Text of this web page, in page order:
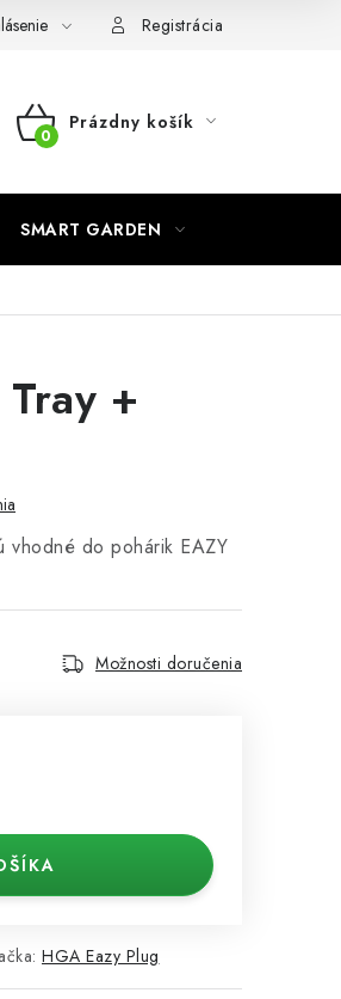
Registrácia
NÁKUPNÝ
Prázdny košík
SMART GARDEN
+
vhodné do pohárik EAZY
Možnosti doručenia
HGA Eazy Plug